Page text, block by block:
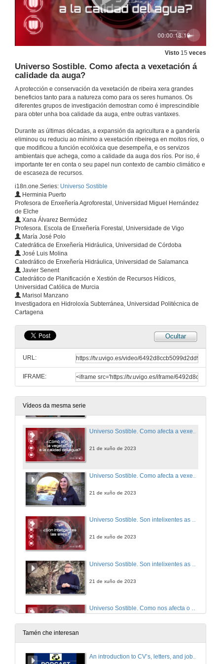
Visto 15 veces
Universo Sostible. Como afecta a vexetación á
calidade da auga?
A protección e conservación da vexetación de ribeira xera grandes
beneficios tanto para a natureza como para os seres humanos. Os
diferentes grupos de investigación demostran como é imprescindible
para obter unha boa calidade da auga, entre outras vantaxes.
Durante as últimas décadas, a expansión da agricultura e a gandería
eliminou ou reduciu ao mínimo a vexetación ribeirega en moitos ríos, o
que modificou a función ecolóxica que desempeña, e os servizos
ambientais que achega, como a calidade da auga dos ríos. Por iso, é
importante ter en conta o seu papel nun contexto de cambio climático e
de escaseza de recursos.
i18n.one.Series: Universo Sostible
Herminia Puerto
Profesora de Enxeñería Agroforestal, Universidad Miguel Hernández
de Elche
Xana Álvarez Bermúdez
Profesora. Escola de Enxeñería Forestal, Universidade de Vigo
María José Polo
Catedrática de Enxeñería Hidráulica, Universidad de Córdoba
José Luis Molina
Catedrático de Enxeñería Hidráulica, Universidad de Salamanca
Javier Senent
Catedrático de Planificación e Xestión de Recursos Hídicos,
Universidad Católica de Murcia
Marisol Manzano
Investigadora en Hidroloxía Subterránea, Universidad Politécnica de
Cartagena
Ocultar
URL:
IFRAME:
Vídeos da mesma serie
21 de xuño de 2023
Universo Sostible. É a posidonia o pulmón do Mediterraneo. Botón vermello RTVE á carta
21 de xuño de 2023
Universo Sostible. Como impactará na nosa vida a chegada do 5G?
21 de xuño de 2023
21 de xuño de 2023
Universo Sostible. Podemos prognosticar a erupción dun volcán?
21 de xuño de 2023
Universo Sostible. Podemos prognosticar a erupción dun volcán? Botón vermello RTVE á carta
Universo Sostible. Como afecta a vexetación á calidade da auga?
21 de xuño de 2023
21 de xuño de 2023
Universo Sostible. Son intelixentes as aves?
21 de xuño de 2023
21 de xuño de 2023
Universo Sostible. Como nos afecta o cambio climático?
21 de xuño de 2023
Tamén che interesan
An introduction to CV’s, letters, and job searching